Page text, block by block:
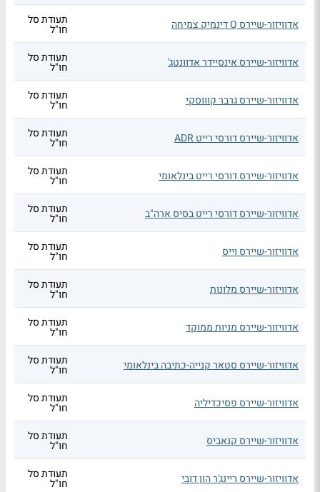
אדוויזור-שיירס Q דינמיק צמיחה תעודת סל
חו"ל
אדוויזור-שיירס אינסיידר אדוונטג' תעודת סל
חו"ל
אדוויזור-שיירס גרבר קוווסקי תעודת סל
חו"ל
אדוויזור-שיירס דורסי רייט ADR תעודת סל
חו"ל
אדוויזור-שיירס דורסי רייט בינלאומי תעודת סל
חו"ל
אדוויזור-שיירס דורסי רייט בסיס ארה"ב תעודת סל
חו"ל
אדוויזור-שיירס וייס תעודת סל
חו"ל
אדוויזור-שיירס מלונות תעודת סל
חו"ל
אדוויזור-שיירס מניות ממוקד תעודת סל
חו"ל
אדוויזור-שיירס סטאר קנייה-כתיבה בינלאומי תעודת סל
חו"ל
אדוויזור-שיירס פסיכדיליה תעודת סל
חו"ל
אדוויזור-שיירס קנאביס תעודת סל
חו"ל
אדוויזור-שיירס ריינג'ר הון דובי תעודת סל
חו"ל